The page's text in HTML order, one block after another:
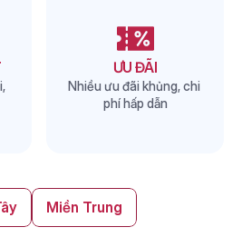
ƯU ĐÃI
Nhiều ưu đãi khủng, chi
phí hấp dẫn
Miền Trung